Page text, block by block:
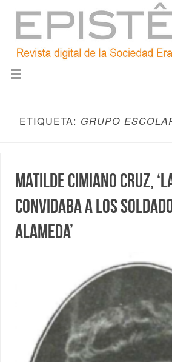
ETIQUETA: GRUPO
Matilde Cimiano Cruz,
convidaba a los
Alameda’